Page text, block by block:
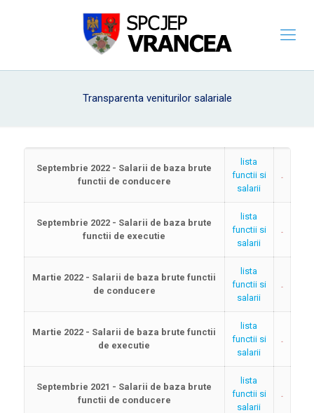
Transparenta veniturilor salariale
Septembrie 2022 - Salarii de baza brute
functii de conducere
lista
functii si
salarii
Septembrie 2022 - Salarii de baza brute
functii de executie
lista
functii si
salarii
Martie 2022 - Salarii de baza brute functii
de conducere
lista
functii si
salarii
Martie 2022 - Salarii de baza brute functii
de executie
lista
functii si
salarii
Septembrie 2021 - Salarii de baza brute
functii de conducere
lista
functii si
salarii